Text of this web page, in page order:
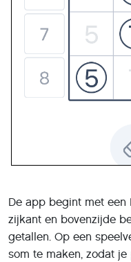
De app begint met een
zijkant en bovenzijde
getallen. Op een
som te maken, zodat